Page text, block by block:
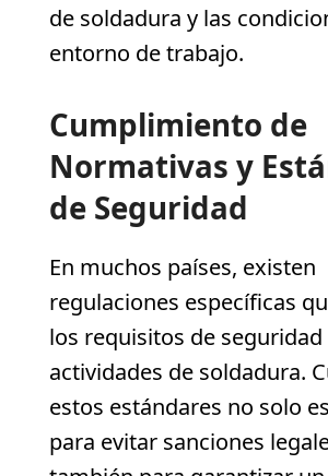
de soldadura y las
entorno de trabajo.
Cumplimiento de
Normativas y
de Seguridad
En muchos países, existen
regulaciones específicas
los requisitos de seguridad
actividades de soldadura.
estos estándares no solo
para evitar sanciones